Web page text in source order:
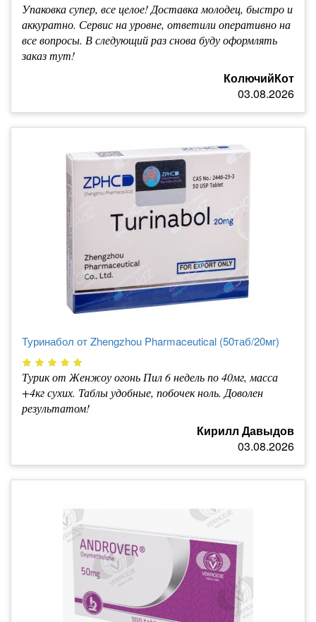
Упаковка супер, все целое! Доставка молодец, быстро и
аккуратно. Сервис на уровне, ответили оперативно на
все вопросы. В следующий раз снова буду оформлять
заказ тут!
КолючийКот
03.08.2026
Туринабол от Zhengzhou Pharmaceutical (50таб/20мг)
Турик от Женжоу огонь Пил 6 недель по 40мг, масса
+4кг сухих. Таблы удобные, побочек ноль. Доволен
результатом!
Кирилл Давыдов
03.08.2026